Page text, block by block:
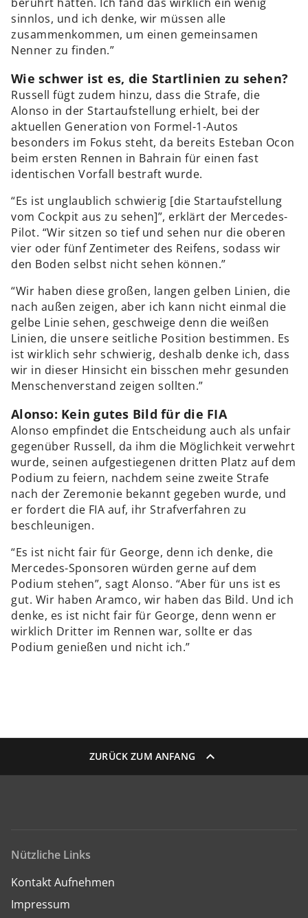
sinnlos, und ich denke, wir müssen alle
zusammenkommen, um einen gemeinsamen
Nenner zu finden.”
Wie schwer ist es, die Startlinien zu sehen?
Russell fügt zudem hinzu, dass die Strafe, die
Alonso in der Startaufstellung erhielt, bei der
aktuellen Generation von Formel-1-Autos
besonders im Fokus steht, da bereits Esteban Ocon
beim ersten Rennen in Bahrain für einen fast
identischen Vorfall bestraft wurde.
“Es ist unglaublich schwierig [die Startaufstellung
vom Cockpit aus zu sehen]”, erklärt der Mercedes-
Pilot. “Wir sitzen so tief und sehen nur die oberen
vier oder fünf Zentimeter des Reifens, sodass wir
den Boden selbst nicht sehen können.”
“Wir haben diese großen, langen gelben Linien, die
nach außen zeigen, aber ich kann nicht einmal die
gelbe Linie sehen, geschweige denn die weißen
Linien, die unsere seitliche Position bestimmen. Es
ist wirklich sehr schwierig, deshalb denke ich, dass
wir in dieser Hinsicht ein bisschen mehr gesunden
Menschenverstand zeigen sollten.”
Alonso: Kein gutes Bild für die FIA
Alonso empfindet die Entscheidung auch als unfair
gegenüber Russell, da ihm die Möglichkeit verwehrt
wurde, seinen aufgestiegenen dritten Platz auf dem
Podium zu feiern, nachdem seine zweite Strafe
nach der Zeremonie bekannt gegeben wurde, und
er fordert die FIA auf, ihr Strafverfahren zu
beschleunigen.
“Es ist nicht fair für George, denn ich denke, die
Mercedes-Sponsoren würden gerne auf dem
Podium stehen”, sagt Alonso. “Aber für uns ist es
gut. Wir haben Aramco, wir haben das Bild. Und ich
denke, es ist nicht fair für George, denn wenn er
wirklich Dritter im Rennen war, sollte er das
Podium genießen und nicht ich.”
ZURÜCK ZUM ANFANG
Nützliche Links
Kontakt Aufnehmen
Impressum